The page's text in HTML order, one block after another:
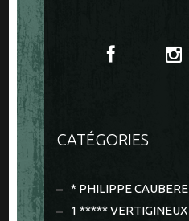
CATÉGORIES
* PHILIPPE CAUBERE
1 ***** VERTIGINEUX